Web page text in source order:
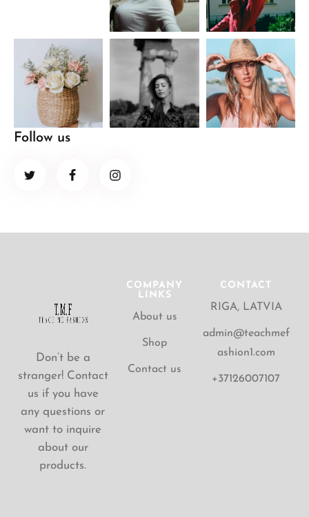
Follow us
Don’t be a
stranger! Contact
us if you have
any questions or
want to inquire
about our
products.
COMPANY
LINKS
About us
Shop
Contact us
CONTACT
RIGA, LATVIA
admin@teachmef
ashion1.com
+37126007107